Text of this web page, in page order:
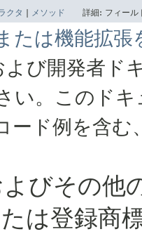
クタ メソッド 詳細: フィー
たは機能拡張
び開発者ド
い。このド
ード例を含
びその
は登録商